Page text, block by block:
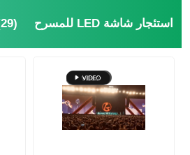
الحالات
اطلب عرض أسعار
استئجار شاشة LED للمسرح (29)